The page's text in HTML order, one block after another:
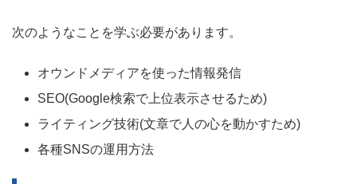
次のようなことを学ぶ必要があります。
オウンドメディアを使った情報発信
SEO(Google検索で上位表示させるため)
ライティング技術(文章で人の心を動かすため)
各種SNSの運用方法